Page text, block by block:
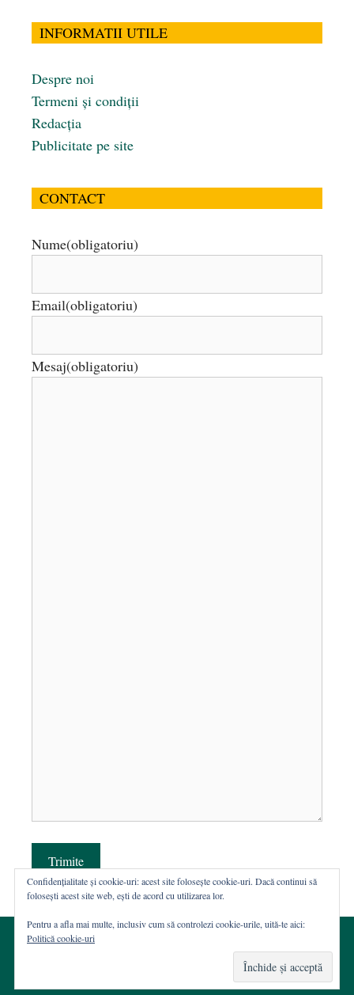
INFORMATII UTILE
Despre noi
Termeni și condiții
Redacția
Publicitate pe site
CONTACT
Nume(obligatoriu)
Email(obligatoriu)
Mesaj(obligatoriu)
Trimite
Web hosting şi dezvoltare Wordpress:Casa de WEB
Confidențialitate și cookie-uri: acest site folosește cookie-uri. Dacă continui să
folosești acest site web, ești de acord cu utilizarea lor.
Pentru a afla mai multe, inclusiv cum să controlezi cookie-urile, uită-te aici:
Politică cookie-uri